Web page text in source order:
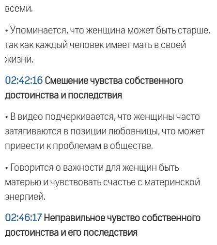
всеми.
• Упоминается, что женщина может быть старше,
так как каждый человек имеет мать в своей
жизни.
02:42:16 Смешение чувства собственного
достоинства и последствия
• В видео подчеркивается, что женщины часто
затягиваются в позиции любовницы, что может
привести к проблемам в обществе.
• Говорится о важности для женщин быть
матерью и чувствовать счастье с материнской
энергией.
02:46:17 Неправильное чувство собственного
достоинства и его последствия